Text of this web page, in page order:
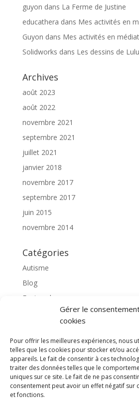
Gérer le
cookies
Pour offrir les meilleures expériences, nous
telles que les cookies pour stocker et/ou
appareils. Le fait de consentir à ces
traiter des données telles que le
uniques sur ce site. Le fait de ne pas
consentement peut avoir un effet négatif sur
et fonctions.
guyon dans La Ferme de Justine
educathera dans Mes activités en
Guyon dans Mes activités en
Solidworks dans Les dessins de Lulu
Archives
août 2023
août 2022
novembre 2021
septembre 2021
juillet 2021
janvier 2018
novembre 2017
septembre 2017
juin 2015
novembre 2014
Catégories
Autisme
Blog
Featured
l'apprentissage scolaire
Non classé
partenaires
Poterie
rassemblons nos expériences